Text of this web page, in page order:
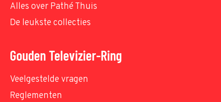
Alles over Pathé Thuis
De leukste collecties
Gouden Televizier-Ring
Veelgestelde vragen
Reglementen